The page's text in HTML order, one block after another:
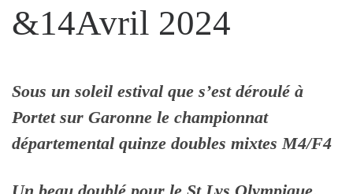
&14Avril 2024
Sous un soleil estival que s’est déroulé à
Portet sur Garonne le championnat
départemental quinze doubles mixtes M4/F4